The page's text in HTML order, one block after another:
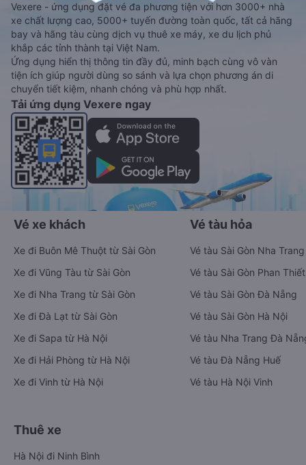
Vexere - ứng dụng đặt vé đa phương tiện với hơn 3000+ nhà
xe chất lượng cao, 5000+ tuyến đường toàn quốc, tất cả hãng
bay và hãng tàu cùng dịch vụ thuê xe máy, xe du lịch phủ
khắp các tỉnh thành tại Việt Nam.
Ứng dụng hiển thị thông tin đầy đủ, minh bạch cùng vô vàn
tiện ích giúp người dùng so sánh và lựa chọn phương án di
chuyển tiết kiệm, nhanh chóng và phù hợp nhất.
Tải ứng dụng Vexere ngay
Vé xe khách
Xe đi Buôn Mê Thuột từ Sài Gòn
Xe đi Vũng Tàu từ Sài Gòn
Xe đi Nha Trang từ Sài Gòn
Xe đi Đà Lạt từ Sài Gòn
Xe đi Sapa từ Hà Nội
Xe đi Hải Phòng từ Hà Nội
Xe đi Vinh từ Hà Nội
Vé tàu hỏa
Vé tàu Sài Gòn Nha Trang
Vé tàu Sài Gòn Phan Thiết
Vé tàu Sài Gòn Đà Nẵng
Vé tàu Sài Gòn Hà Nội
Vé tàu Nha Trang Đà
Vé tàu Đà Nẵng Huế
Vé tàu Hà Nội Vinh
Thuê xe
Hà Nội đi Ninh Bình